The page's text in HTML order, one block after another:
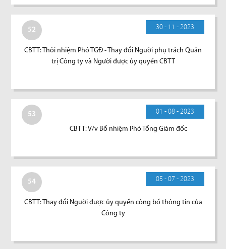
52 30 - 11 - 2023
CBTT: Thôi nhiệm Phó TGĐ - Thay đổi Người phụ trách Quản
trị Công ty và Người được ủy quyền CBTT
53 01 - 08 - 2023
CBTT: V/v Bổ nhiệm Phó Tổng Giám đốc
54 05 - 07 - 2023
CBTT: Thay đổi Người được ủy quyền công bố thông tin của
Công ty